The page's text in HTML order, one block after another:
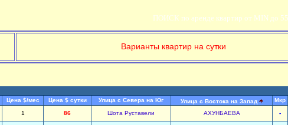
ПОИСК по аренде квартир от MIN до
Варианты квартир на сутки
Цена $/мес Цена $ сутки Улица с Севера на Юг Улица с Востока на Запад Мкр
1 86 Шота Руставели АХУНБАЕВА -